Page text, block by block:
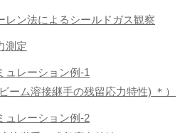
レン法によるシールドガス観察
測定
ュレーション例-1
ーム溶接継手の残留応力特性) ＊）
ュレーション例-2